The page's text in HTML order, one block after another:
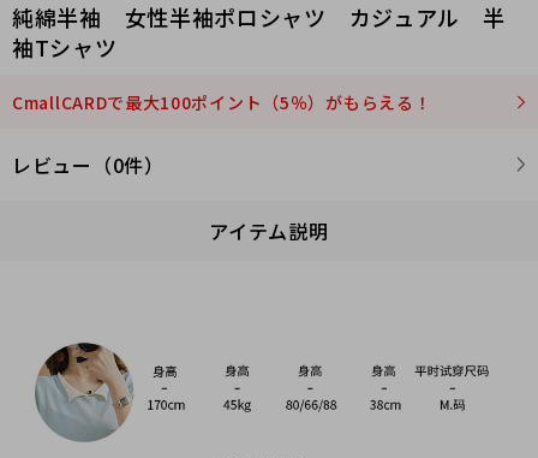
純綿半袖 女性半袖ポロシャツ カジュアル 半
袖Tシャツ
CmallCARDで最大100ポイント（5％）がもらえる！
レビュー（0件）
アイテム説明